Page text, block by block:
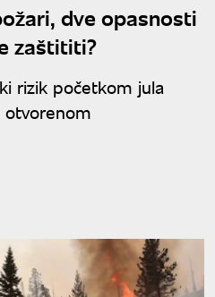
dve opasnosti
zaštititi?
rizik početkom jula
otvorenom